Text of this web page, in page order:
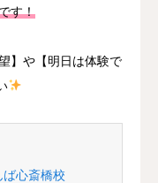
す！
】や【明日は体験で
ば心斎橋校